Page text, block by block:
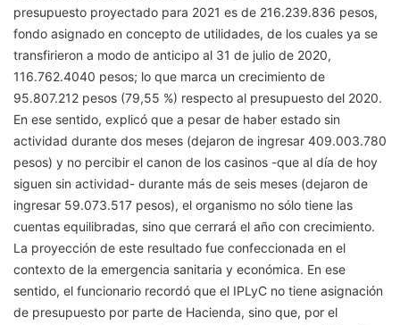
presupuesto proyectado para 2021 es de 216.239.836 pesos,
fondo asignado en concepto de utilidades, de los cuales ya se
transfirieron a modo de anticipo al 31 de julio de 2020,
116.762.4040 pesos; lo que marca un crecimiento de
95.807.212 pesos (79,55 %) respecto al presupuesto del 2020.
En ese sentido, explicó que a pesar de haber estado sin
actividad durante dos meses (dejaron de ingresar 409.003.780
pesos) y no percibir el canon de los casinos -que al día de hoy
siguen sin actividad- durante más de seis meses (dejaron de
ingresar 59.073.517 pesos), el organismo no sólo tiene las
cuentas equilibradas, sino que cerrará el año con crecimiento.
La proyección de este resultado fue confeccionada en el
contexto de la emergencia sanitaria y económica. En ese
sentido, el funcionario recordó que el IPLyC no tiene asignación
de presupuesto por parte de Hacienda, sino que, por el